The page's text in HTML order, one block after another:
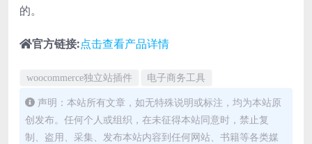
的。
官方链接:点击查看产品详情
woocommerce独立站插件 电子商务工具
声明：本站所有文章，如无特殊说明或标注，均为本站原
创发布。任何个人或组织，在未征得本站同意时，禁止复
制、盗用、采集、发布本站内容到任何网站、书籍等各类媒